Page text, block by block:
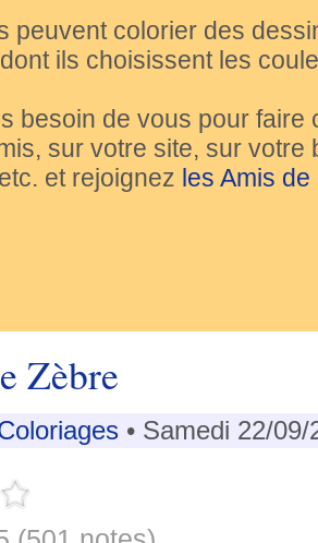
peuvent colorier des
ils choisissent les
besoin de vous pour
sur votre site, sur
etc. et rejoignez les Amis
Zèbre
• Samedi 22/